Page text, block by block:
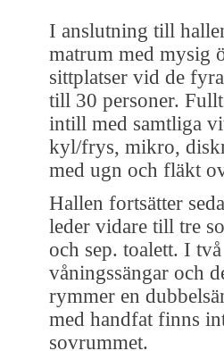
I anslutning till
matrum med mysig
sittplatser vid de
till 30 personer.
intill med samtliga
kyl/frys, mikro,
med ugn och fläkt
Hallen fortsätter
leder vidare till tre
och sep. toalett. I
våningssängar och
rymmer en
med handfat finns
sovrummet.